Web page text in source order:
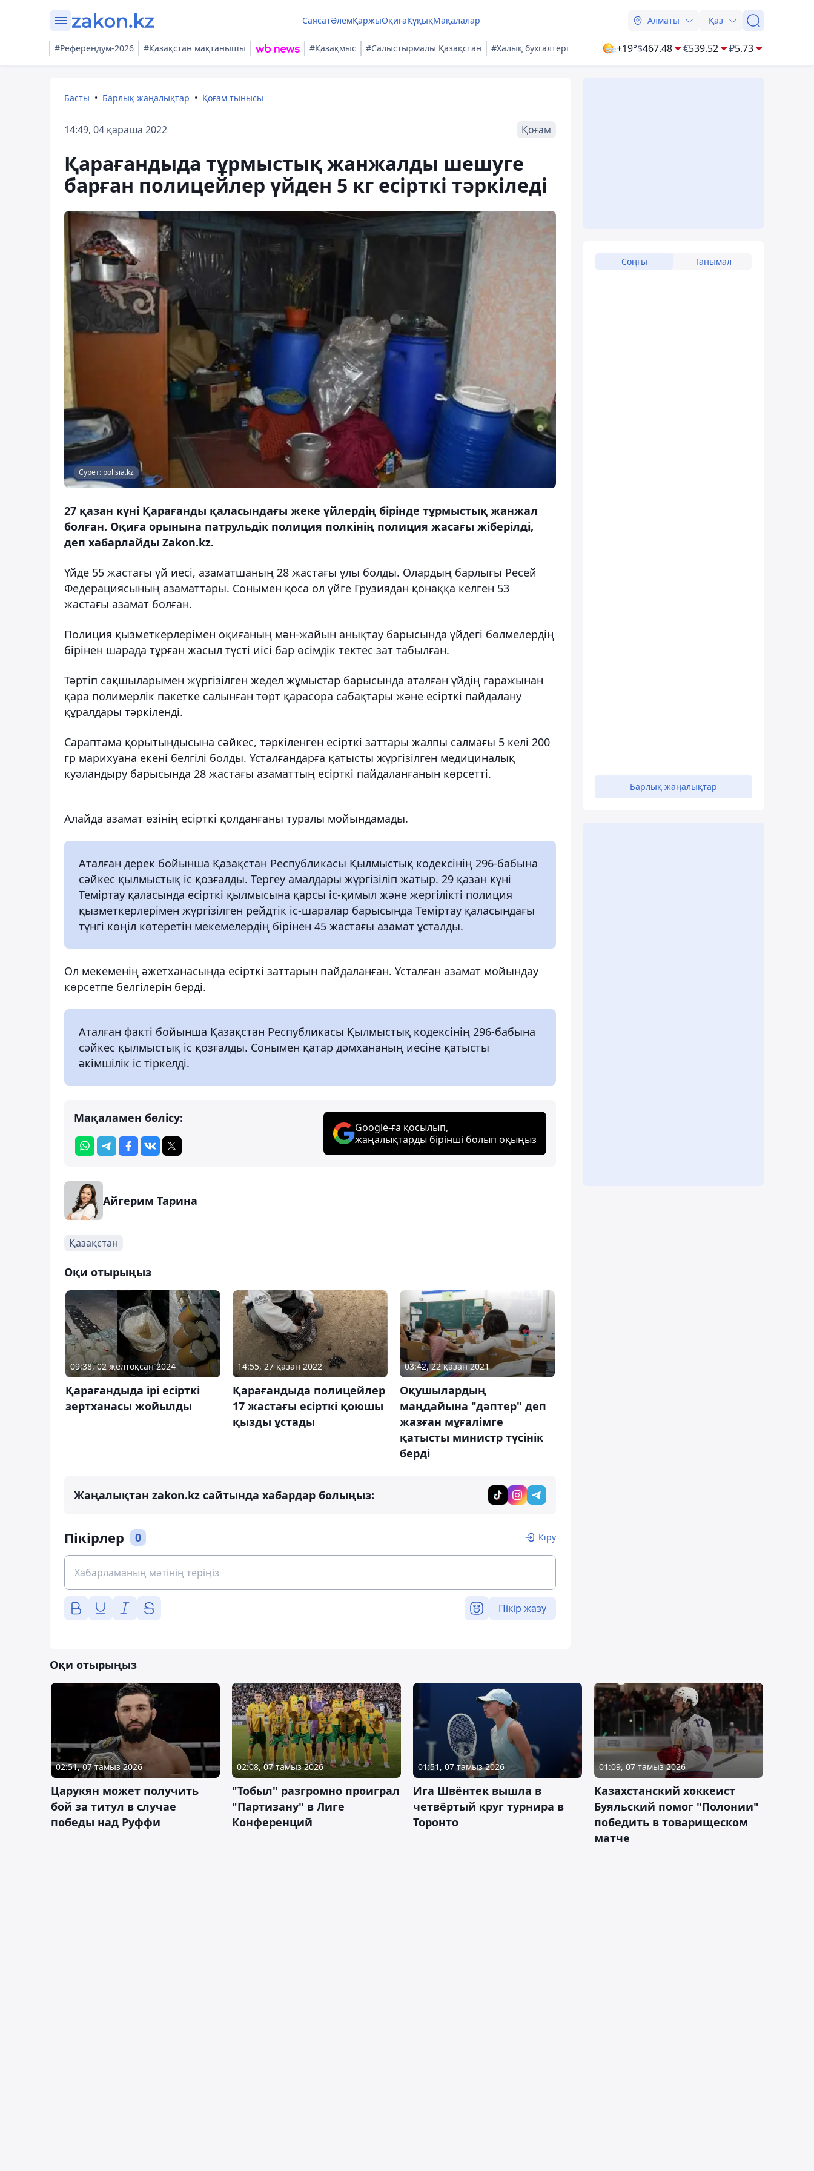
СаясатӘлемҚаржыОқиғаҚұқықМақалалар Алматы Қаз
#Референдум-2026 #Қазақстан мақтанышы #Қазақмыс #Салыстырмалы Қазақстан #Халық бухгалтері +19°$467.48 €539.52 ₽5.73
Басты Барлық жаңалықтар Қоғам тынысы
14:49, 04 қараша 2022 Қоғам
Қарағандыда тұрмыстық жанжалды шешуге
барған полицейлер үйден 5 кг есірткі тәркіледі
Сурет: polisia.kz
27 қазан күні Қарағанды қаласындағы жеке үйлердің бірінде тұрмыстық жанжал
болған. Оқиға орынына патрульдік полиция полкінің полиция жасағы жіберілді,
деп хабарлайды Zakon.kz.
Үйде 55 жастағы үй иесі, азаматшаның 28 жастағы ұлы болды. Олардың барлығы Ресей
Федерациясының азаматтары. Сонымен қоса ол үйге Грузиядан қонаққа келген 53
жастағы азамат болған.
Полиция қызметкерлерімен оқиғаның мән-жайын анықтау барысында үйдегі бөлмелердің
бірінен шарада тұрған жасыл түсті иісі бар өсімдік тектес зат табылған.
Тәртіп сақшыларымен жүргізілген жедел жұмыстар барысында аталған үйдің гаражынан
қара полимерлік пакетке салынған төрт қарасора сабақтары және есірткі пайдалану
құралдары тәркіленді.
Сараптама қорытындысына сәйкес, тәркіленген есірткі заттары жалпы салмағы 5 келі 200
гр марихуана екені белгілі болды. Ұсталғандарға қатысты жүргізілген медициналық
куәландыру барысында 28 жастағы азаматтың есірткі пайдаланғанын көрсетті.
Алайда азамат өзінің есірткі қолданғаны туралы мойындамады.
Аталған дерек бойынша Қазақстан Республикасы Қылмыстық кодексінің 296-бабына
сәйкес қылмыстық іс қозғалды. Тергеу амалдары жүргізіліп жатыр. 29 қазан күні
Теміртау қаласында есірткі қылмысына қарсы іс-қимыл және жергілікті полиция
қызметкерлерімен жүргізілген рейдтік іс-шаралар барысында Теміртау қаласындағы
түнгі көңіл көтеретін мекемелердің бірінен 45 жастағы азамат ұсталды.
Ол мекеменің әжетханасында есірткі заттарын пайдаланған. Ұсталған азамат мойындау
көрсетпе белгілерін берді.
Аталған факті бойынша Қазақстан Республикасы Қылмыстық кодексінің 296-бабына
сәйкес қылмыстық іс қозғалды. Сонымен қатар дәмхананың иесіне қатысты
әкімшілік іс тіркелді.
Мақаламен бөлісу:
Google-ға қосылып,
жаңалықтарды бірінші болып оқыңыз
Айгерим Тарина
Қазақстан
Оқи отырыңыз
09:38, 02 желтоқсан 2024
Қарағандыда ірі есірткі
зертханасы жойылды
14:55, 27 қазан 2022
Қарағандыда полицейлер
17 жастағы есірткі қоюшы
қызды ұстады
03:42, 22 қазан 2021
Оқушылардың
маңдайына "дәптер" деп
жазған мұғалімге
қатысты министр түсінік
берді
Жаңалықтан zakon.kz сайтында хабардар болыңыз:
Пікірлер 0 Кіру
Пікір жазу
Соңғы Танымал
Барлық жаңалықтар
Оқи отырыңыз
02:51, 07 тамыз 2026
Царукян может получить
бой за титул в случае
победы над Руффи
02:08, 07 тамыз 2026
"Тобыл" разгромно проиграл
"Партизану" в Лиге
Конференций
01:51, 07 тамыз 2026
Ига Швёнтек вышла в
четвёртый круг турнира в
Торонто
01:09, 07 тамыз 2026
Казахстанский хоккеист
Буяльский помог "Полонии"
победить в товарищеском
матче